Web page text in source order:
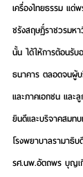
เครื่องไทยธรรม แ
ชรังสฤษฎิ์ราชวรมห
นั้น ได้ให้การต้อนรับ
ธนาคาร ตลอดจนผู้
และภาคเอกชน และ
ยินดีและบริจาคสมท
โรงพยาบาลรามาธิ
รศ.นพ.อัตถพร บุญเ